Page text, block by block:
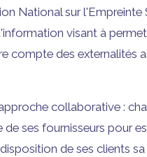
National sur l'Empreinte
visant à
compte des externalités
collaborative :
ses fournisseurs pour
de ses clients